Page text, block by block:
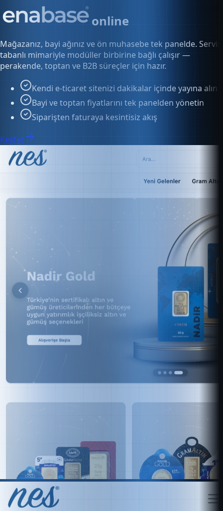
Mağazanız, bayi ağınız ve ön muhasebe tek panelde. Servis
tabanlı mimariyle modüller birbirine bağlı çalışır —
perakende, toptan ve B2B süreçler için hazır.
Kendi e-ticaret sitenizi dakikalar içinde yayına alın
Bayi ve toptan fiyatlarını tek panelden yönetin
Keşfet